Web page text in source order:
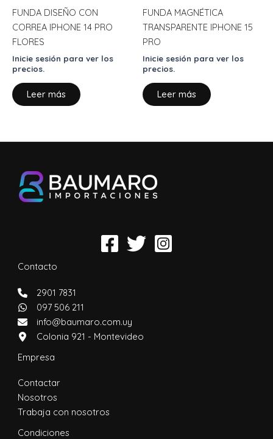
FUNDA DISEÑO CON
CORREA IPHONE 14 PRO
FLORES
Inicie sesión para ver los
precios.
Leer más
FUNDA MAGNÉTICA
TRANSPARENTE IPHONE 15
PRO
Inicie sesión para ver los
precios.
Leer más
Contacto
2901 7831
097 506 211
info@baumaro.com.uy
Colonia 921 - Montevideo
Empresa
Contactar
Nosotros
Trabaja con nosotros
Condiciones